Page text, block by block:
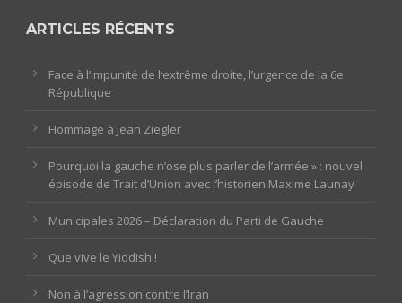
ARTICLES RÉCENTS
Face à l’impunité de l’extrême droite, l’urgence de la 6e
République
Hommage à Jean Ziegler
Pourquoi la gauche n’ose plus parler de l’armée » : nouvel
épisode de Trait d’Union avec l’historien Maxime Launay
Municipales 2026 – Déclaration du Parti de Gauche
Que vive le Yiddish !
Non à l’agression contre l’Iran